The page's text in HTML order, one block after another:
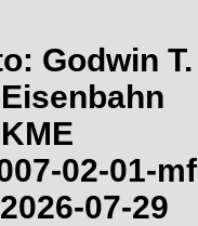
Godwin
Eisenbahn
KME
02-01-
2026-07-29